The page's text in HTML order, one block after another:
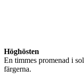
Höghösten
En timmes promenad i
färgerna.